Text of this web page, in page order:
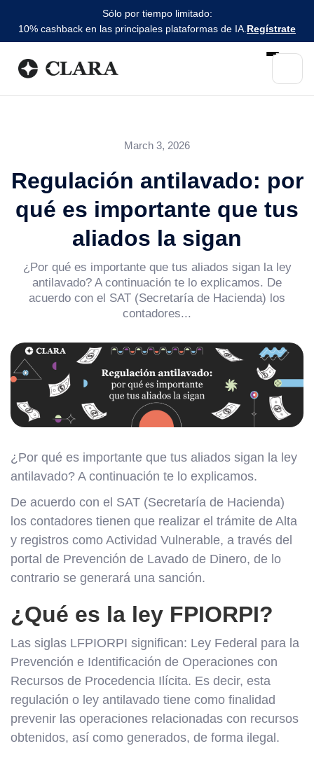
Sólo por tiempo limitado:
10% cashback en las principales plataformas de IA. Regístrate
March 3, 2026
Regulación antilavado: por
qué es importante que tus
aliados la sigan
¿Por qué es importante que tus aliados sigan la ley
antilavado? A continuación te lo explicamos. De
acuerdo con el SAT (Secretaría de Hacienda) los
contadores...
¿Por qué es importante que tus aliados sigan la ley
antilavado? A continuación te lo explicamos.
De acuerdo con el SAT (Secretaría de Hacienda)
los contadores tienen que realizar el trámite de Alta
y registros como Actividad Vulnerable, a través del
portal de Prevención de Lavado de Dinero, de lo
contrario se generará una sanción.
¿Qué es la ley FPIORPI?
Las siglas LFPIORPI significan: Ley Federal para la
Prevención e Identificación de Operaciones con
Recursos de Procedencia Ilícita. Es decir, esta
regulación o ley antilavado tiene como finalidad
prevenir las operaciones relacionadas con recursos
obtenidos, así como generados, de forma ilegal.